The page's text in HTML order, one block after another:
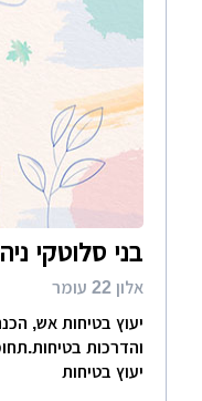
בני סלוטקי
אלון 22 עומר
יעוץ בטיחות אש,
והדרכות
יעוץ בטיחות